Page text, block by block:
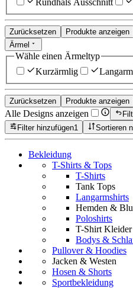
Rundhals Ausschnitt
Zurücksetzen
Produkte anzeigen
Ärmel
Wähle einen Ärmeltyp
Kurzärmlig
Langarm
Zurücksetzen Produkte anzeigen
Alle Designs anzeigen
Filter hinzufügen1 Sortieren
Bekleidung
T-Shirts & Tops
T-Shirts
Tank Tops
Langarmshirts
Hemden &
Poloshirts
T-Shirt Kleider
Bodys &
Pullover & Hoodies
Jacken & Westen
Hosen & Shorts
Sportbekleidung